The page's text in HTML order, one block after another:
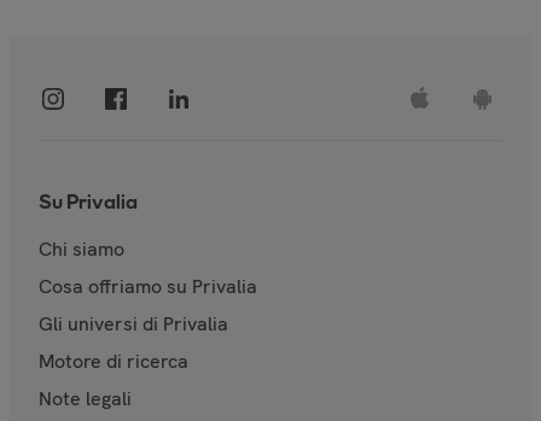
Su Privalia
Chi siamo
Cosa offriamo su Privalia
Gli universi di Privalia
Motore di ricerca
Note legali